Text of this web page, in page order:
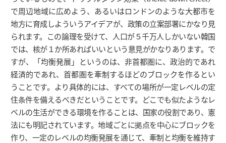
で周辺地域に広めよう、あるいはロンドンのような大都市を
地方に育成しよういうアイデアが、政策の立案部署にかなり見
られます。この論理を受けて、人口が５千万人しかいない韓国
では、核が１か所あればいいという意見がかなりあります。で
すが、「均衡発展」というのは、非首都圏に、政治的であれ
経済的であれ、首都圏を牽制するほどのブロックを作るとい
うことです。より具体的には、すべての場所が一定レベルの定
住条件を備えるべきだということです。どこでも似たようなレ
ベルの生活ができる環境を作ることは、国家の役割であり、憲
法にも明記されています。地域ごとに拠点を中心にブロックを
作り、一定のレベルの均衡発展を通じて、牽制と均衡を維持す